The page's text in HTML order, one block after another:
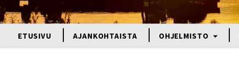
ETUSIVU AJANKOHTAISTA OHJELMISTO